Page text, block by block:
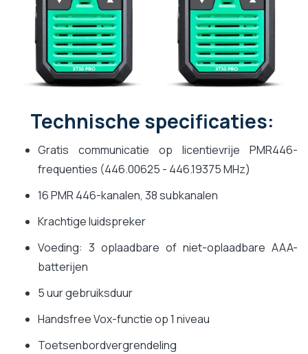
Technische specificaties:
Gratis communicatie op licentievrije PMR446-
frequenties (446.00625 - 446.19375 MHz)
16 PMR 446-kanalen, 38 subkanalen
Krachtige luidspreker
Voeding: 3 oplaadbare of niet-oplaadbare AAA-
batterijen
5 uur gebruiksduur
Handsfree Vox-functie op 1 niveau
Toetsenbordvergrendeling